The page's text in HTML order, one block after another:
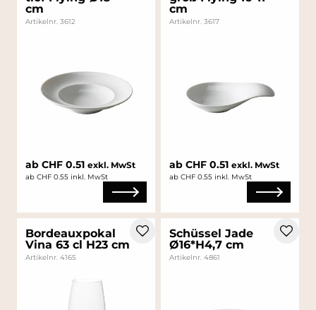
cm
Artikelnr. 3612
ab CHF 0.51 exkl. MwSt
ab CHF 0.55 inkl. MwSt
cm
Artikelnr. 3617
ab CHF 0.51 exkl. MwSt
ab CHF 0.55 inkl. MwSt
Bordeauxpokal
Vina 63 cl H23 cm
Artikelnr. 4165
Schüssel Jade
Ø16*H4,7 cm
Artikelnr. 4861